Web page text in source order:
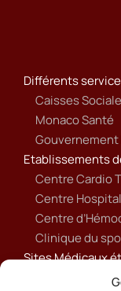
Différents
Caisses
Monaco Santé
Gouvernement
Etablissements
Centre Cardio
Centre
Centre
Clinique du
Sites Médicaux